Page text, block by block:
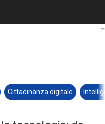
Cittadinanza digitale